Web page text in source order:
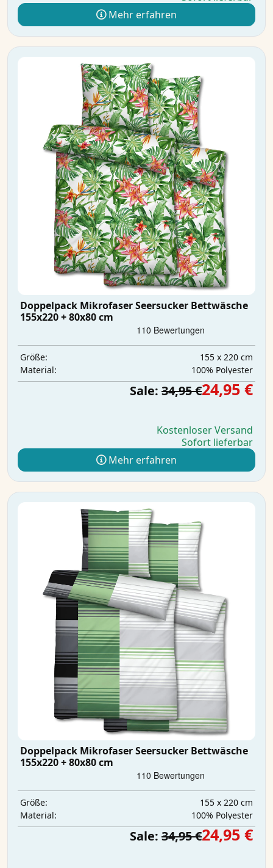
Mehr erfahren
Doppelpack Mikrofaser Seersucker Bettwäsche
155x220 + 80x80 cm
Größe:
155 x 220 cm
Material:
‎100% Polyester
Sale: 34,95 €24,95 €
Kostenloser Versand
Sofort lieferbar
Mehr erfahren
Doppelpack Mikrofaser Seersucker Bettwäsche
155x220 + 80x80 cm
Größe:
155 x 220 cm
Material:
‎100% Polyester
Sale: 34,95 €24,95 €